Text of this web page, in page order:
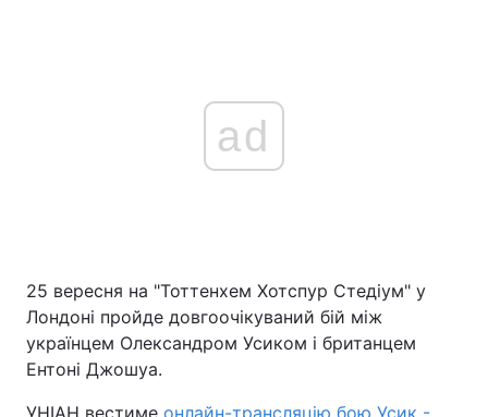
ad
25 вересня на "Тоттенхем Хотспур Стедіум" у
Лондоні пройде довгоочікуваний бій між
українцем Олександром Усиком і британцем
Ентоні Джошуа.
УНІАН вестиме онлайн-трансляцію бою Усик -